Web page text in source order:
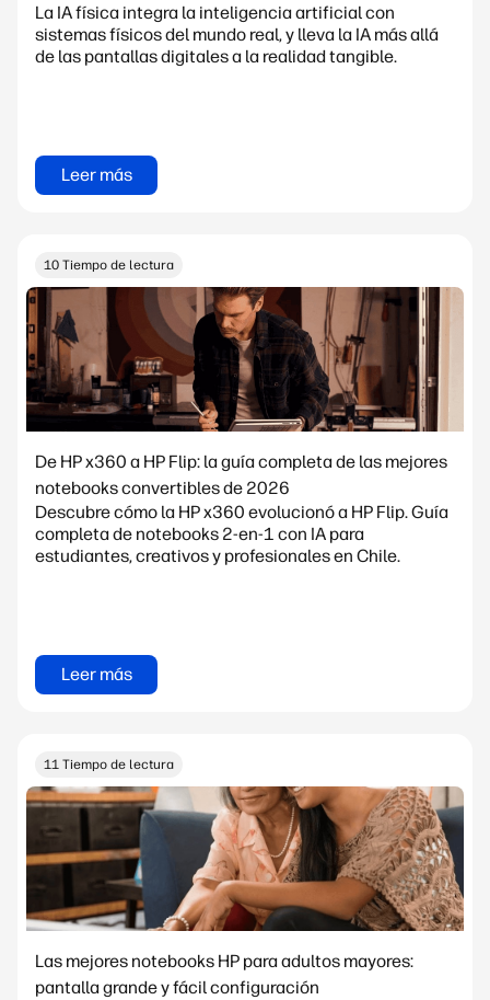
La IA física integra la inteligencia artificial con
sistemas físicos del mundo real, y lleva la IA más allá
de las pantallas digitales a la realidad tangible.
Leer más
10 Tiempo de lectura
De HP x360 a HP Flip: la guía completa de las mejores
notebooks convertibles de 2026
Descubre cómo la HP x360 evolucionó a HP Flip. Guía
completa de notebooks 2-en-1 con IA para
estudiantes, creativos y profesionales en Chile.
Leer más
11 Tiempo de lectura
Las mejores notebooks HP para adultos mayores:
pantalla grande y fácil configuración